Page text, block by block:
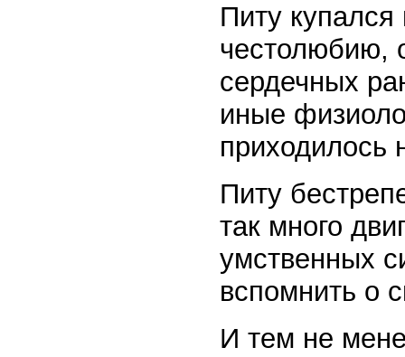
Питу купался
честолюбию,
сердечных
иные
приходилось
Питу
так много
умственных
вспомнить о
И тем не